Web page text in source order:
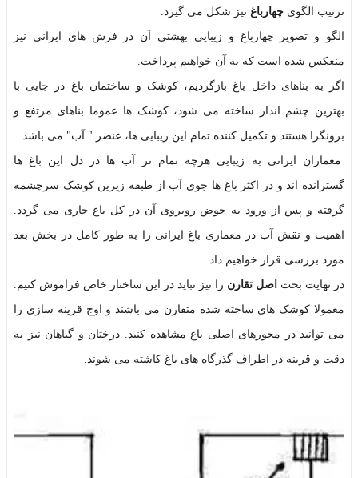
ترتیب الگوی چهارباغ نیز شکل می گیرد.
الگو و تصویر چهارباغ و زیبایی بهشتی آن در فرش های ایرانی نیز
منعکس شده است که به آن خواهیم پرداخت.
اگر به بناهای داخل باغ بازگردیم، کوشک و ساختمان باغ در جایی با
بهترین چشم انداز ساخته می شود، کوشک ها عموما بناهای مرتفع و
برونگرا هستند و تکمیل کننده تمام این زیبایی ها، عنصر " آب" می باشد.
معماران ایرانی به زیبایی هرچه تمام تر آب ها در دل این باغ ها
گسترانده اند و در اکثر باغ ها جوی آب از طبقه زیرین کوشک سرچشمه
گرفته و پس از ورود به حوض روبروی آن در کل باغ جاری می گردد.
اهمیت و نقش آب در معماری باغ ایرانی را به طور کامل در بخش بعد
مورد بررسی قرار خواهیم داد.
در نهایت بحث اصل تقارن را نیز نباید در این ساختار خاص فراموش کنیم.
معمولا کوشک های ساخته شده متقارن می باشند و اوج قرینه سازی را
می توانید در محورهای اصلی باغ مشاهده کنید. درختان و گیاهان نیز به
دقت و قرینه در اطراف گذرگاه های باغ کاشته می شوند.